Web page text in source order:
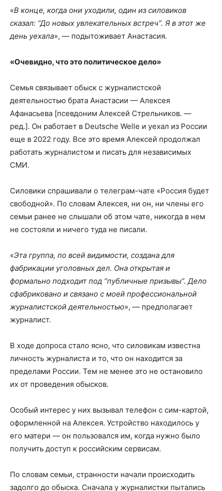
«В конце, когда они уходили, один из силовиков
сказал: “До новых увлекательных встреч”. Я в этот же
день уехала», — подытоживает Анастасия.
«Очевидно, что это политическое дело»
Семья связывает обыск с журналистской
деятельностью брата Анастасии — Алексея
Афанасьева [псевдоним Алексей Стрельников. —
ред.]. Он работает в Deutsche Welle и уехал из России
еще в 2022 году. Все это время Алексей продолжал
работать журналистом и писать для независимых
СМИ.
Силовики спрашивали о телеграм-чате «Россия будет
свободной». По словам Алексея, ни он, ни члены его
семьи ранее не слышали об этом чате, никогда в нем
не состояли и ничего туда не писали.
«Эта группа, по всей видимости, создана для
фабрикации уголовных дел. Она открытая и
формально подходит под “публичные призывы”. Дело
сфабриковано и связано с моей профессиональной
журналистской деятельностью», — предполагает
журналист.
В ходе допроса стало ясно, что силовикам известна
личность журналиста и то, что он находится за
пределами России. Тем не менее это не остановило
их от проведения обысков.
Особый интерес у них вызывал телефон с сим-картой,
оформленной на Алексея. Устройство находилось у
его матери — он пользовался им, когда нужно было
получить доступ к российским сервисам.
По словам семьи, странности начали происходить
задолго до обыска. Сначала у журналистки пытались